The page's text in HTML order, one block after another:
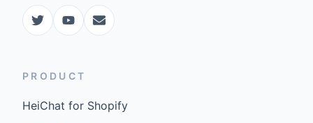
PRODUCT
HeiChat for Shopify